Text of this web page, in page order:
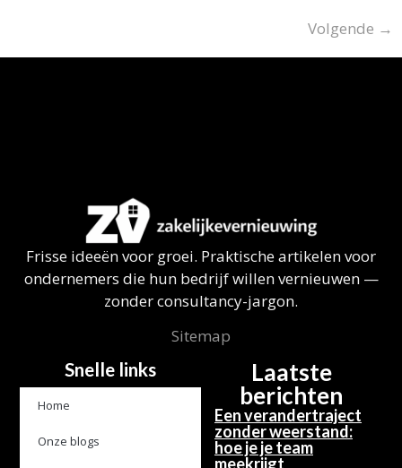
Volgende →
Frisse ideeën voor groei. Praktische artikelen voor
ondernemers die hun bedrijf willen vernieuwen —
zonder consultancy-jargon.
Sitemap
Snelle links
Home
Onze blogs
Laatste
berichten
Een verandertraject
zonder weerstand:
hoe je je team
meekrijgt